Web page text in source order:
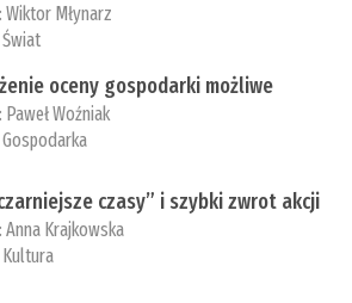
Wiktor Młynarz
Świat
oceny gospodarki możliwe
Paweł Woźniak
Gospodarka
czasy” i szybki zwrot akcji
Anna Krajkowska
Kultura